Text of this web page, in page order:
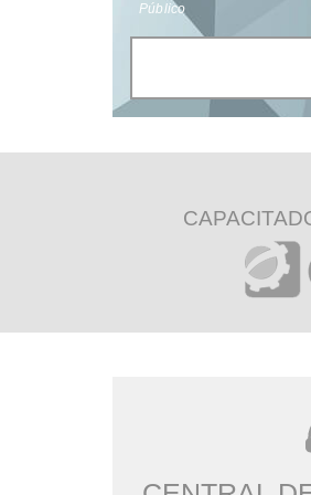
Público